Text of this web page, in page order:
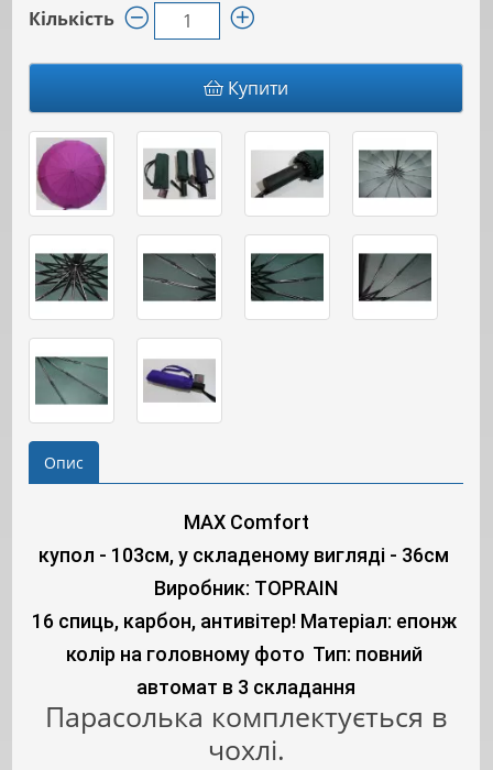
Кількість
Купити
Опис
MAX Comfort
купол - 103см, у складеному вигляді - 36см
Виробник: TOPRAIN
16 спиць, карбон, антивітер! Матеріал: епонж
колір на головному фото Тип: повний
автомат в 3 складання
Парасолька комплектується в
чохлі.